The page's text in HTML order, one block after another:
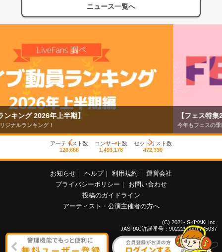
ニュース一覧へ
【フェス特集2026】
今年もフェスの季節がやってきた！
アーティスト数
126,666
コンサート数
1,493,178
セットリスト数
472,330
お知らせ ｜ ヘルプ｜ 利用規約 ｜ 運営会社
プライバシーポリシー ｜
お問い合わせ
投稿のガイドライン
アーティスト・公演主催者の方へ
(C) 2021- SKIYAKI Inc.
JASRAC許諾番号：9022255001Y45037